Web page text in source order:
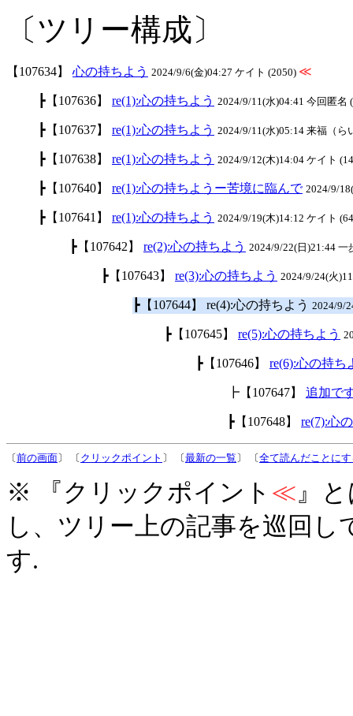
〔ツリー構成〕
【107634】 心の持ちよう 2024/9/6(金)04:27 ケイト (2050) ≪
┣【107636】 re(1):心の持ちよう 2024/9/11(水)04:41 今回匿名
┣【107637】 re(1):心の持ちよう 2024/9/11(水)05:14 来福（ら
┣【107638】 re(1):心の持ちよう 2024/9/12(木)14:04 ケイト
┣【107640】 re(1):心の持ちようー苦境に臨んで 2024/9/
┣【107641】 re(1):心の持ちよう 2024/9/19(木)14:12 ケイト
┣【107642】 re(2):心の持ちよう 2024/9/22(日)21:44 一
┣【107643】 re(3):心の持ちよう 2024/9/24(火
┣【107644】 re(4):心の持ちよう 2024/9/
┣【107645】 re(5):心の持ちよう
┣【107646】 re(6):心の持ち
┣【107647】 追加で
┣【107648】 re(7):心
〔前の画面〕 〔 クリックポイント 〕 〔最新の一覧 〕 〔全て読んだことに
※ 『クリックポイント ≪』
し、ツリー上の記事を巡回
す.